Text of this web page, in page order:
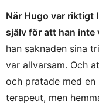
När Hugo var riktigt
själv för att han inte
han saknaden sina
var allvarsam. Och
och pratade med
terapeut, men